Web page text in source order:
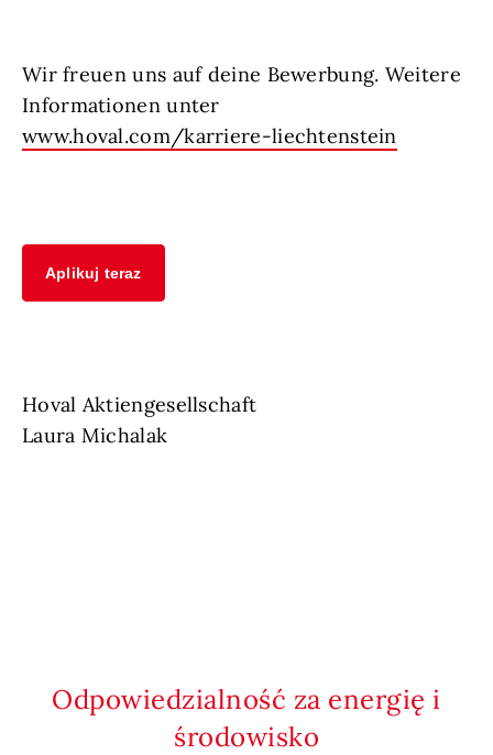
Wir freuen uns auf deine Bewerbung. Weitere
Informationen unter
www.hoval.com/karriere-liechtenstein
Aplikuj teraz
Hoval Aktiengesellschaft
Laura Michalak
Odpowiedzialność za energię i
środowisko